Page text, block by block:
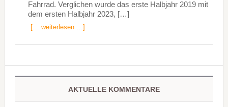
Fahrrad. Verglichen wurde das erste Halbjahr 2019 mit
dem ersten Halbjahr 2023, […]
[… weiterlesen …]
AKTUELLE KOMMENTARE